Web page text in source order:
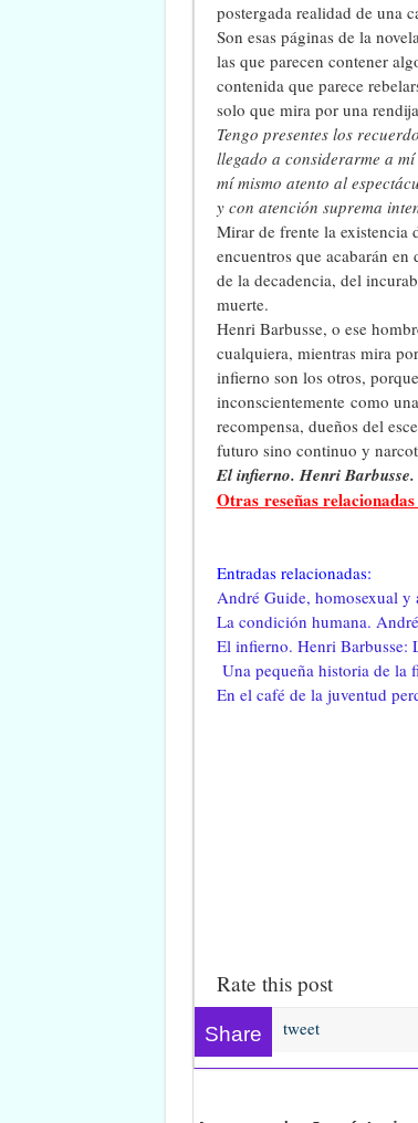
postergada realidad de una
Son esas páginas de la
las que parecen contener
contenida que parece
solo que mira por una
Tengo presentes los
llegado a considerarme a
mí mismo atento al
y con atención suprema
Mirar de frente la existencia
encuentros que acabarán en
de la decadencia, del
muerte.
Henri Barbusse, o ese
cualquiera, mientras mira
infierno son los otros,
inconscientemente como
recompensa, dueños del
futuro sino continuo y
El infierno. Henri Barbusse.
Otras reseñas
Entradas relacionadas:
André Guide, homosexual y
La condición humana.
El infierno. Henri Barbusse:
Una pequeña historia de la
En el café de la juventud
Rate this post
Share tweet